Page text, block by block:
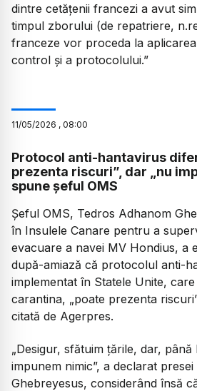
dintre cetățenii francezi a avut
timpul zborului (de repatriere,
franceze vor proceda la
control și a protocolului.”
11/05/2026 , 08:00
Protocol anti-hantavirus
prezenta riscuri”, dar „nu
spune șeful OMS
Șeful OMS, Tedros Adhanom
în Insulele Canare pentru a
evacuare a navei MV Hondius, a
după-amiază că protocolul anti-
implementat în Statele Unite,
carantina, „poate prezenta
citată de Agerpres.
„Desigur, sfătuim țările, dar,
impunem nimic”, a declarat
Ghebreyesus, considerând însă